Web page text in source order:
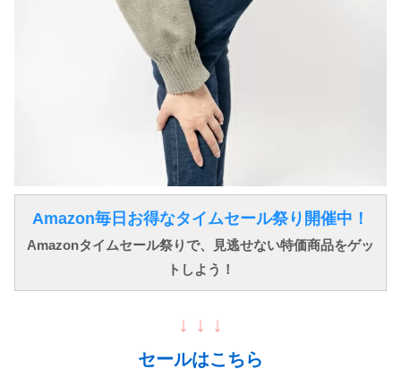
Amazon毎日お得なタイムセール祭り開催中！
Amazonタイムセール祭りで、見逃せない特価商品をゲッ
トしよう！
↓ ↓ ↓
セールはこちら